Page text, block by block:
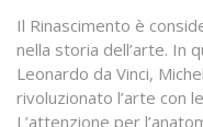
Il Rinascimento è
nella storia dell’arte. In
Leonardo da Vinci,
rivoluzionato l’arte con
L’attenzione per